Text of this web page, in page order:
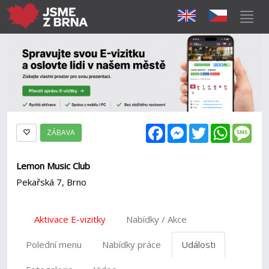
FacebookMessenger
Twitter
ZÁBAVA
Lemon Music Club
Pekařská 7, Brno
Aktivace E-vizitky Nabídky / Akce
Polední menu Nabídky práce Události